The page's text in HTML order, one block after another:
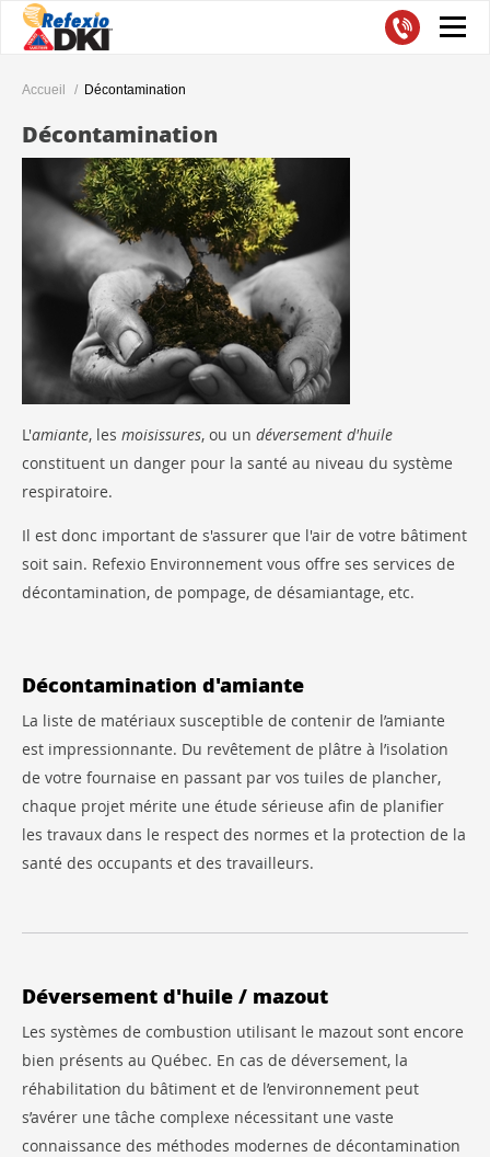
Décontamination
L'amiante, les moisissures, ou un déversement d'huile
constituent un danger pour la santé au niveau du système
respiratoire.
Il est donc important de s'assurer que l'air de votre bâtiment
soit sain. Refexio Environnement vous offre ses services de
décontamination, de pompage, de désamiantage, etc.
Décontamination d'amiante
La liste de matériaux susceptible de contenir de l’amiante
est impressionnante. Du revêtement de plâtre à l’isolation
de votre fournaise en passant par vos tuiles de plancher,
chaque projet mérite une étude sérieuse afin de planifier
les travaux dans le respect des normes et la protection de la
santé des occupants et des travailleurs.
Déversement d'huile / mazout
Les systèmes de combustion utilisant le mazout sont encore
bien présents au Québec. En cas de déversement, la
réhabilitation du bâtiment et de l’environnement peut
s’avérer une tâche complexe nécessitant une vaste
connaissance des méthodes modernes de décontamination
Accueil Décontamination